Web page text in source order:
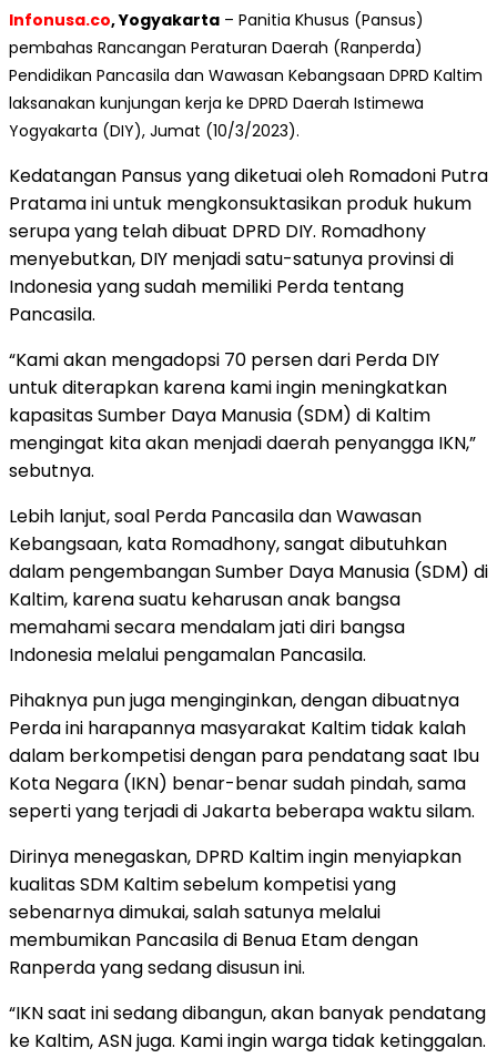
Infonusa.co, Yogyakarta – Panitia Khusus (Pansus)
pembahas Rancangan Peraturan Daerah (Ranperda)
Pendidikan Pancasila dan Wawasan Kebangsaan DPRD Kaltim
laksanakan kunjungan kerja ke DPRD Daerah Istimewa
Yogyakarta (DIY), Jumat (10/3/2023).
Kedatangan Pansus yang diketuai oleh Romadoni Putra
Pratama ini untuk mengkonsuktasikan produk hukum
serupa yang telah dibuat DPRD DIY. Romadhony
menyebutkan, DIY menjadi satu-satunya provinsi di
Indonesia yang sudah memiliki Perda tentang
Pancasila.
“Kami akan mengadopsi 70 persen dari Perda DIY
untuk diterapkan karena kami ingin meningkatkan
kapasitas Sumber Daya Manusia (SDM) di Kaltim
mengingat kita akan menjadi daerah penyangga IKN,”
sebutnya.
Lebih lanjut, soal Perda Pancasila dan Wawasan
Kebangsaan, kata Romadhony, sangat dibutuhkan
dalam pengembangan Sumber Daya Manusia (SDM) di
Kaltim, karena suatu keharusan anak bangsa
memahami secara mendalam jati diri bangsa
Indonesia melalui pengamalan Pancasila.
Pihaknya pun juga menginginkan, dengan dibuatnya
Perda ini harapannya masyarakat Kaltim tidak kalah
dalam berkompetisi dengan para pendatang saat Ibu
Kota Negara (IKN) benar-benar sudah pindah, sama
seperti yang terjadi di Jakarta beberapa waktu silam.
Dirinya menegaskan, DPRD Kaltim ingin menyiapkan
kualitas SDM Kaltim sebelum kompetisi yang
sebenarnya dimukai, salah satunya melalui
membumikan Pancasila di Benua Etam dengan
Ranperda yang sedang disusun ini.
“IKN saat ini sedang dibangun, akan banyak pendatang
ke Kaltim, ASN juga. Kami ingin warga tidak ketinggalan.